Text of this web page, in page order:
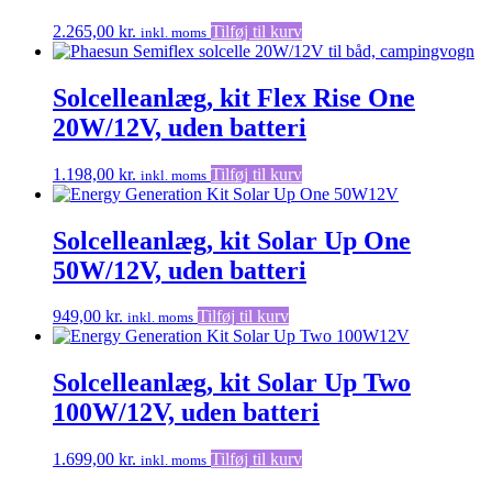
varesiden
2.265,00 kr. inkl. moms Tilføj til kurv
Solcelleanlæg, kit Flex Rise One
20W/12V, uden batteri
1.198,00 kr. inkl. moms Tilføj til kurv
Solcelleanlæg, kit Solar Up One
50W/12V, uden batteri
949,00 kr. inkl. moms Tilføj til kurv
Solcelleanlæg, kit Solar Up Two
100W/12V, uden batteri
1.699,00 kr. inkl. moms Tilføj til kurv